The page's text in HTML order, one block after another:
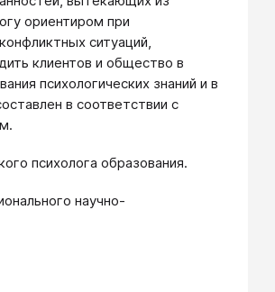
ориентиром при
ситуаций,
клиентов и общество в
психологических знаний и в
в соответствии с
психолога образования.
научно-